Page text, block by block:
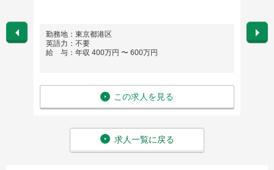
勤務地：東京都港区
英語力：不要
給 与：年収 400万円 〜 600万円
この求人を見る
勤務
英語
求人一覧に戻る